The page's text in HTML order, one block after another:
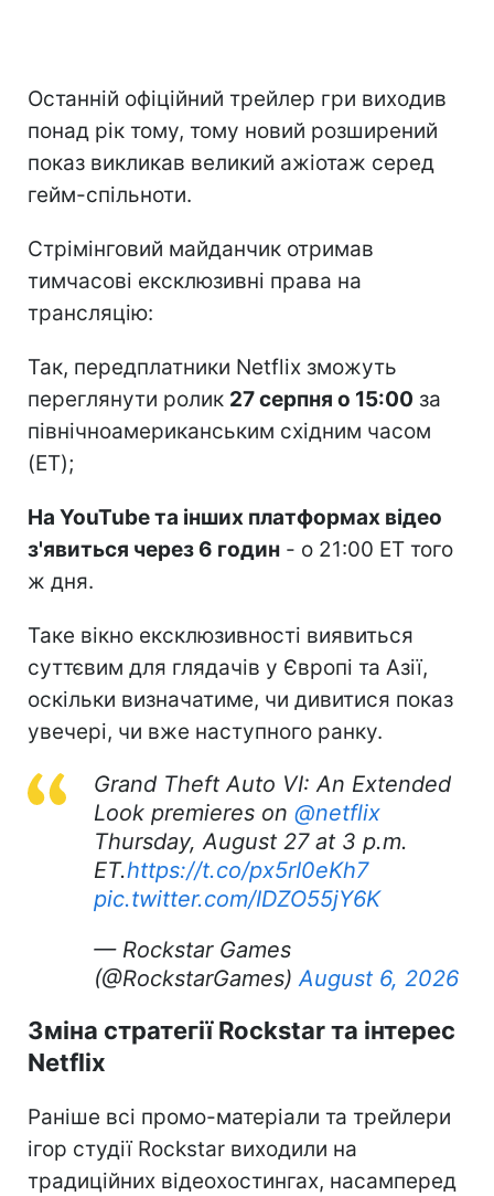
Останній офіційний трейлер гри виходив
понад рік тому, тому новий розширений
показ викликав великий ажіотаж серед
гейм-спільноти.
Стрімінговий майданчик отримав
тимчасові ексклюзивні права на
трансляцію:
Так, передплатники Netflix зможуть
переглянути ролик 27 серпня о 15:00 за
північноамериканським східним часом
(ET);
На YouTube та інших платформах відео
з'явиться через 6 годин - о 21:00 ET того
ж дня.
Таке вікно ексклюзивності виявиться
суттєвим для глядачів у Європі та Азії,
оскільки визначатиме, чи дивитися показ
увечері, чи вже наступного ранку.
Grand Theft Auto VI: An Extended
Look premieres on @netflix
Thursday, August 27 at 3 p.m.
ET.https://t.co/px5rI0eKh7
pic.twitter.com/IDZO55jY6K
— Rockstar Games
(@RockstarGames) August 6, 2026
Зміна стратегії Rockstar та інтерес
Netflix
Раніше всі промо-матеріали та трейлери
ігор студії Rockstar виходили на
традиційних відеохостингах, насамперед